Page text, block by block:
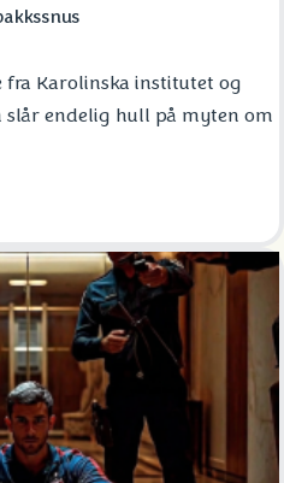
Karolinska institutet og
endelig hull på myten om